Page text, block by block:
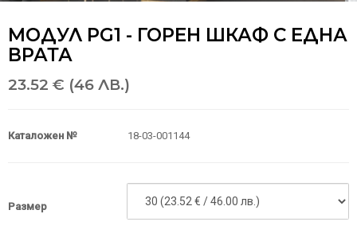
МОДУЛ PG1 - ГОРЕН ШКАФ С ЕДНА
ВРАТА
23.52 € (46 ЛВ.)
Каталожен № 18-03-001144
Размер